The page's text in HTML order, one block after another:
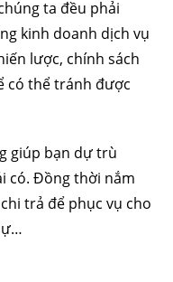
ta đều phải
kinh doanh dịch vụ
lược, chính sách
có thể tránh được
giúp bạn dự trù
có. Đồng thời nắm
trả để phục vụ cho